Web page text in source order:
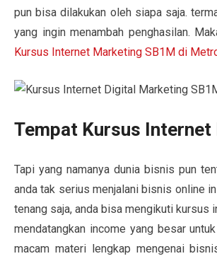
pun bisa dilakukan oleh siapa saja.
yang ingin menambah penghasilan.
Kursus Internet Marketing SB1M di
Tempat Kursus
Tapi yang namanya dunia bisnis pun
anda tak serius menjalani bisnis online
tenang saja, anda bisa mengikuti
mendatangkan income yang besar
macam materi lengkap mengenai